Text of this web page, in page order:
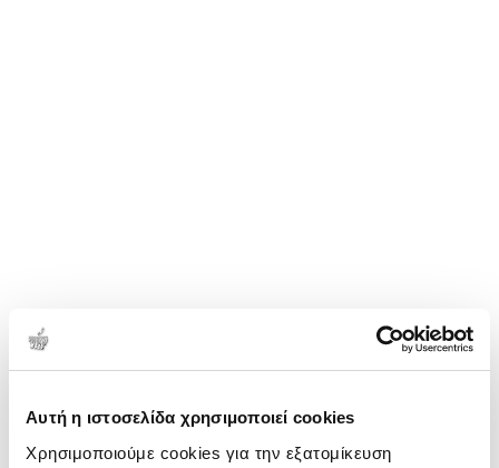
Αυτή η ιστοσελίδα χρησιμοποιεί cookies
Χρησιμοποιούμε cookies για την εξατομίκευση